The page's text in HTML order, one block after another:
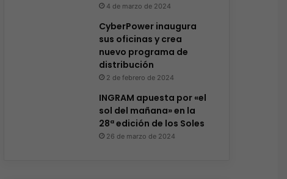
4 de marzo de 2024
CyberPower inaugura
sus oficinas y crea
nuevo programa de
distribución
2 de febrero de 2024
INGRAM apuesta por «el
sol del mañana» en la
28ª edición de los Soles
26 de marzo de 2024